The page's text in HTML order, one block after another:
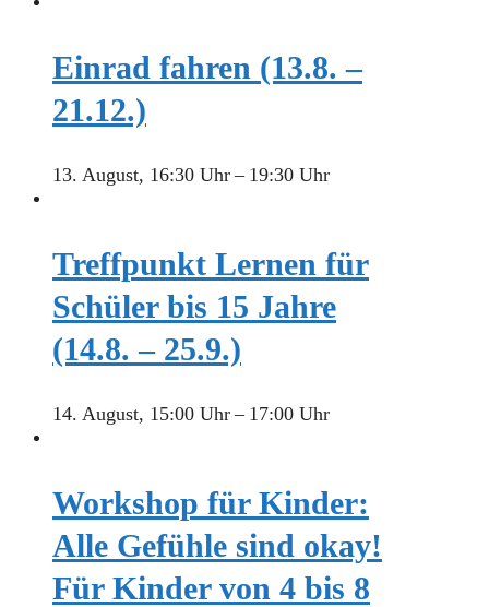
Einrad fahren (13.8. –
21.12.)
13. August, 16:30 Uhr– 19:30 Uhr
Treffpunkt Lernen für
Schüler bis 15 Jahre
(14.8. – 25.9.)
14. August, 15:00 Uhr– 17:00 Uhr
Workshop für Kinder:
Alle Gefühle sind okay!
Für Kinder von 4 bis 8